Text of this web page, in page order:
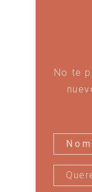
No te